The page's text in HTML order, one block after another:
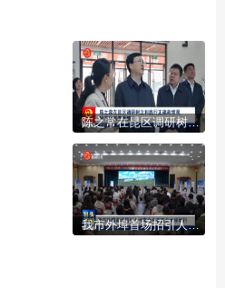
陈之常在昆区调研树立和践行正确政绩观学习教育开展情况
我市外埠首场招引人才宣介会在东北大学举行